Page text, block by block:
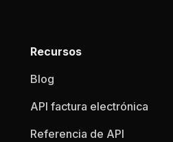
Recursos
Blog
API factura electrónica
Referencia de API